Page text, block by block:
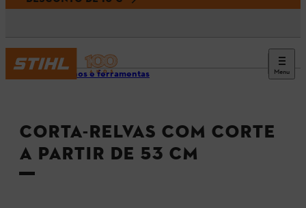
Menu
Aparelhos e ferramentas
CORTA-RELVAS COM CORTE
A PARTIR DE 53 CM